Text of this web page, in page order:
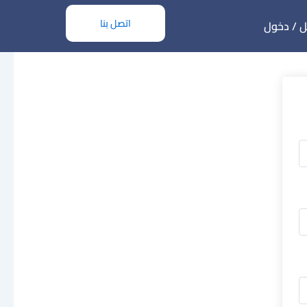
/ دخول اتصل بنا